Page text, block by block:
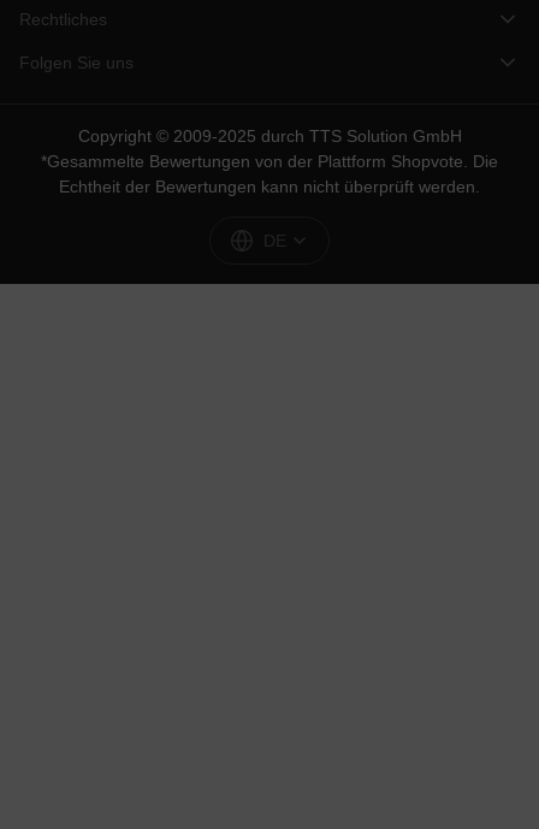
Rechtliches
Folgen Sie uns
Copyright © 2009-2025 durch TTS Solution GmbH
*Gesammelte Bewertungen von der Plattform Shopvote. Die
Echtheit der Bewertungen kann nicht überprüft werden.
DE